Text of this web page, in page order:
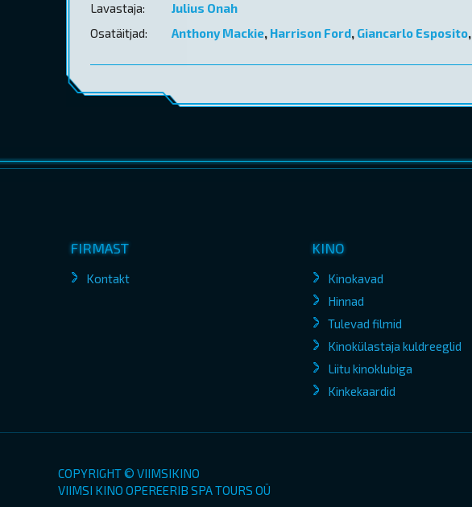
Lavastaja:
Julius Onah
Osatäitjad:
Anthony Mackie, Harrison Ford, Giancarlo Esposito,
FIRMAST
Kontakt
KINO
Kinokavad
Hinnad
Tulevad filmid
Kinokülastaja kuldreeglid
Liitu kinoklubiga
Kinkekaardid
COPYRIGHT © VIIMSIKINO
VIIMSI KINO OPEREERIB SPA TOURS OÜ